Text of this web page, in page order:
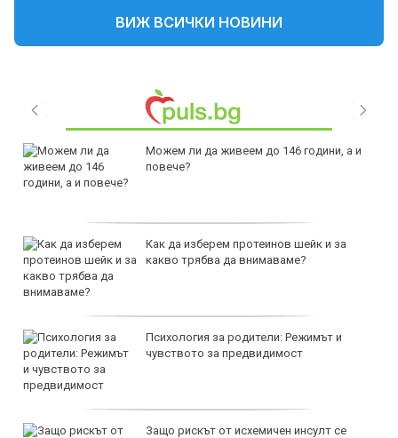
ВИЖ ВСИЧКИ НОВИНИ
Можем ли да живеем до 146 години, а и
повече?
Как да изберем протеинов шейк и за
какво трябва да внимаваме?
Психология за родители: Режимът и
чувството за предвидимост
Защо рискът от исхемичен инсулт се